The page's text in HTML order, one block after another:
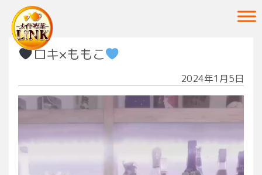
Main Navigation
ロキ×ももこ
2024年1月5日